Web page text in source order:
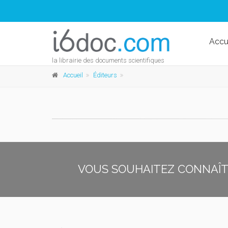
la librairie des documents scientifiques
Accueil Éditeurs
VOUS SOUHAITEZ